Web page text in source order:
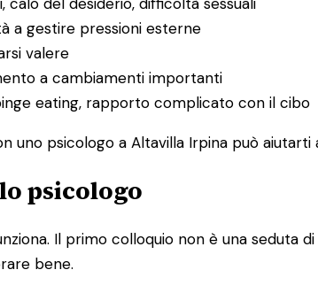
a gestire pressioni esterne
valere
a cambiamenti importanti
eating, rapporto complicato con il cibo
uno psicologo a Altavilla Irpina può aiutarti
psicologo
Il primo colloquio non è una seduta
bene.